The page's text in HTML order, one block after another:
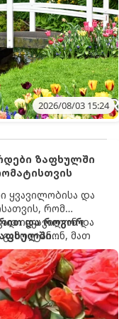
2026/08/03 15:24
ზაფხულში
ყვავილობისა და
რომ
იყვავილონ და
გამოიტანონ, მათ
მცენარის
ამიტომ
სასუქები
და როგორ